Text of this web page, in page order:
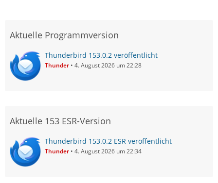
Aktuelle Programmversion
Thunderbird 153.0.2 veröffentlicht
Thunder 4. August 2026 um 22:28
Aktuelle 153 ESR-Version
Thunderbird 153.0.2 ESR veröffentlicht
Thunder 4. August 2026 um 22:34